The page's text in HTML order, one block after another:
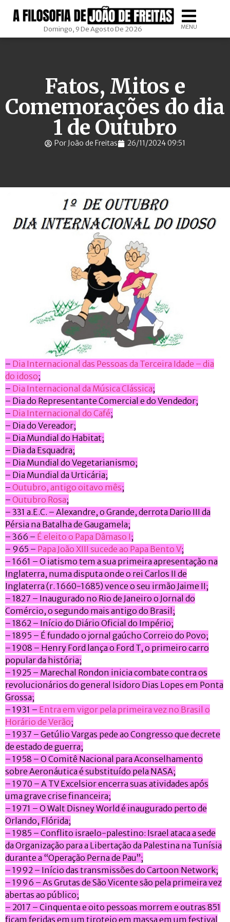
Domingo, 9 De Agosto De 2026 MENU
Fatos, Mitos e
Comemorações do dia
1 de Outubro
Por João de Freitas 26/11/2024 09:51
– Dia Internacional das Pessoas da Terceira Idade – dia
do idoso;
– Dia Internacional da Música Clássica;
– Dia do Representante Comercial e do Vendedor;
– Dia Internacional do Café;
– Dia do Vereador;
– Dia Mundial do Habitat;
– Dia da Esquadra;
– Dia Mundial do Vegetarianismo;
– Dia Mundial da Urticária;
– Outubro, antigo oitavo mês;
– Outubro Rosa;
– 331 a.E.C. – Alexandre, o Grande, derrota Dario III da
Pérsia na Batalha de Gaugamela;
– 366 – É eleito o Papa Dâmaso I;
– 965 – Papa João XIII sucede ao Papa Bento V;
– 1661 – O iatismo tem a sua primeira apresentação na
Inglaterra, numa disputa onde o rei Carlos II de
Inglaterra (r. 1660-1685) vence o seu irmão Jaime II;
– 1827 – Inaugurado no Rio de Janeiro o Jornal do
Comércio, o segundo mais antigo do Brasil;
– 1862 – Início do Diário Oficial do Império;
– 1895 – É fundado o jornal gaúcho Correio do Povo;
– 1908 – Henry Ford lança o Ford T, o primeiro carro
popular da história;
– 1925 – Marechal Rondon inicia combate contra os
revolucionários do general Isidoro Dias Lopes em Ponta
Grossa;
– 1931 – Entra em vigor pela primeira vez no Brasil o
Horário de Verão;
– 1937 – Getúlio Vargas pede ao Congresso que decrete
de estado de guerra;
– 1958 – O Comitê Nacional para Aconselhamento
sobre Aeronáutica é substituído pela NASA;
– 1970 – A TV Excelsior encerra suas atividades após
uma grave crise financeira;
– 1971 – O Walt Disney World é inaugurado perto de
Orlando, Flórida;
– 1985 – Conflito israelo-palestino: Israel ataca a sede
da Organização para a Libertação da Palestina na Tunísia
durante a “Operação Perna de Pau”;
– 1992 – Início das transmissões do Cartoon Network;
– 1996 – As Grutas de São Vicente são pela primeira vez
abertas ao público;
– 2017 – Cinquenta e oito pessoas morrem e outras 851
ficam feridas em um tiroteio em massa em um festival